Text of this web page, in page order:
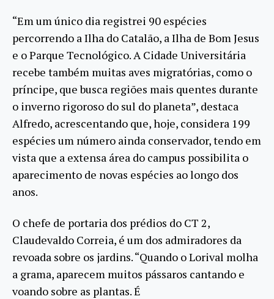
“Em um único dia registrei 90 espécies
percorrendo a Ilha do Catalão, a Ilha de Bom Jesus
e o Parque Tecnológico. A Cidade Universitária
recebe também muitas aves migratórias, como o
príncipe, que busca regiões mais quentes durante
o inverno rigoroso do sul do planeta”, destaca
Alfredo, acrescentando que, hoje, considera 199
espécies um número ainda conservador, tendo em
vista que a extensa área do campus possibilita o
aparecimento de novas espécies ao longo dos
anos.
O chefe de portaria dos prédios do CT 2,
Claudevaldo Correia, é um dos admiradores da
revoada sobre os jardins. “Quando o Lorival molha
a grama, aparecem muitos pássaros cantando e
voando sobre as plantas. É